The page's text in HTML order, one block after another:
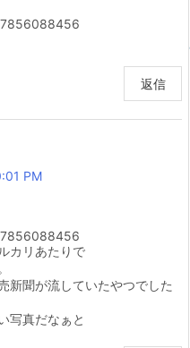
返信
PM
カリあたりで
新聞が流していたやつでした
写真だなぁと